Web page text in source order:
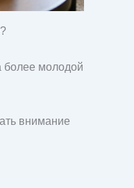
более молодой
внимание